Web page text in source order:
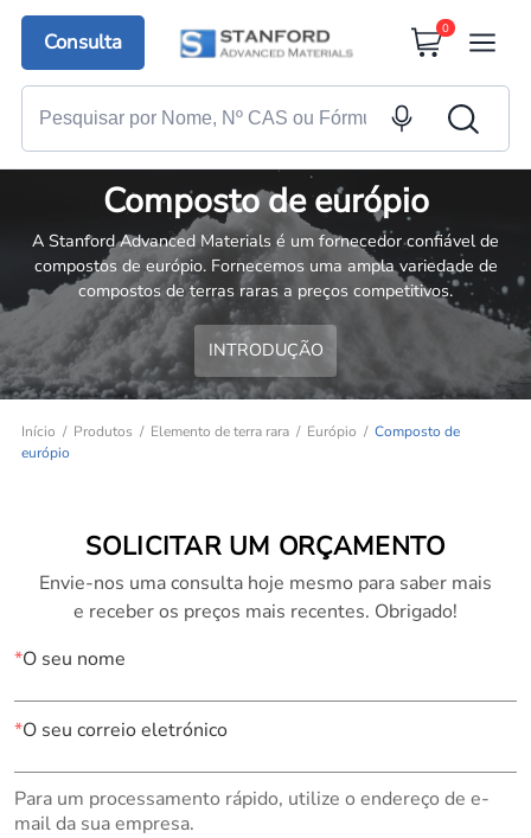
Consulta
0
Composto de európio
A Stanford Advanced Materials é um fornecedor confiável de
compostos de európio. Fornecemos uma ampla variedade de
compostos de terras raras a preços competitivos.
INTRODUÇÃO
Início Produtos Elemento de terra rara Európio
Composto de
európio
SOLICITAR UM ORÇAMENTO
Envie-nos uma consulta hoje mesmo para saber mais
e receber os preços mais recentes. Obrigado!
*O seu nome
*O seu correio eletrónico
Para um processamento rápido, utilize o endereço de e-
mail da sua empresa.